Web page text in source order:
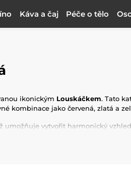
Káva a čaj Péče o tělo
ikonickým Louskáčkem. Tato
kombinace jako červená, zlatá a
umožňuje vytvořit harmonický
osloví milovníky klasiky i ty,